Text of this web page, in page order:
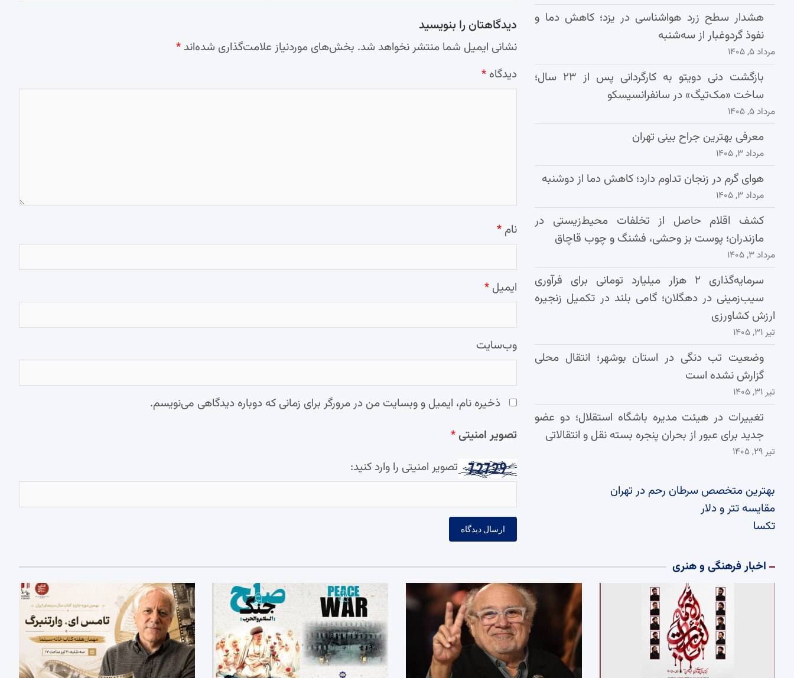
دیدگاهتان را بنویسید
نشانی ایمیل شما منتشر نخواهد شد. بخش‌های موردنیاز علامت‌گذاری شده‌اند *
دیدگاه *
نام *
ایمیل *
وب‌سایت
ذخیره نام، ایمیل و وبسایت من در مرورگر برای زمانی که دوباره دیدگاهی می‌نویسم.
تصویر امنیتی*
تصویر امنیتی را وارد کنید:
هشدار سطح زرد هواشناسی در یزد؛ کاهش دما و
نفوذ گردوغبار از سه‌شنبه
مرداد ۵, ۱۴۰۵
بازگشت دنی دویتو به کارگردانی پس از ۲۳ سال؛
ساخت «مک‌تیگ» در سانفرانسیسکو
مرداد ۵, ۱۴۰۵
معرفی بهترین جراح بینی تهران
مرداد ۳, ۱۴۰۵
هوای گرم در زنجان تداوم دارد؛ کاهش دما از دوشنبه
مرداد ۳, ۱۴۰۵
کشف اقلام حاصل از تخلفات محیط‌زیستی در
مازندران؛ پوست بز وحشی، فشنگ و چوب قاچاق
مرداد ۳, ۱۴۰۵
سرمایه‌گذاری ۲ هزار میلیارد تومانی برای فرآوری
سیب‌زمینی در دهگلان؛ گامی بلند در تکمیل زنجیره
ارزش کشاورزی
تیر ۳۱, ۱۴۰۵
وضعیت تب دنگی در استان بوشهر؛ انتقال محلی
گزارش نشده است
تیر ۳۱, ۱۴۰۵
تغییرات در هیئت مدیره باشگاه استقلال؛ دو عضو
جدید برای عبور از بحران پنجره بسته نقل و انتقالاتی
تیر ۲۹, ۱۴۰۵
بهترین متخصص سرطان رحم در تهران
مقایسه تتر و دلار
تکسا
اخبار فرهنگی و هنری